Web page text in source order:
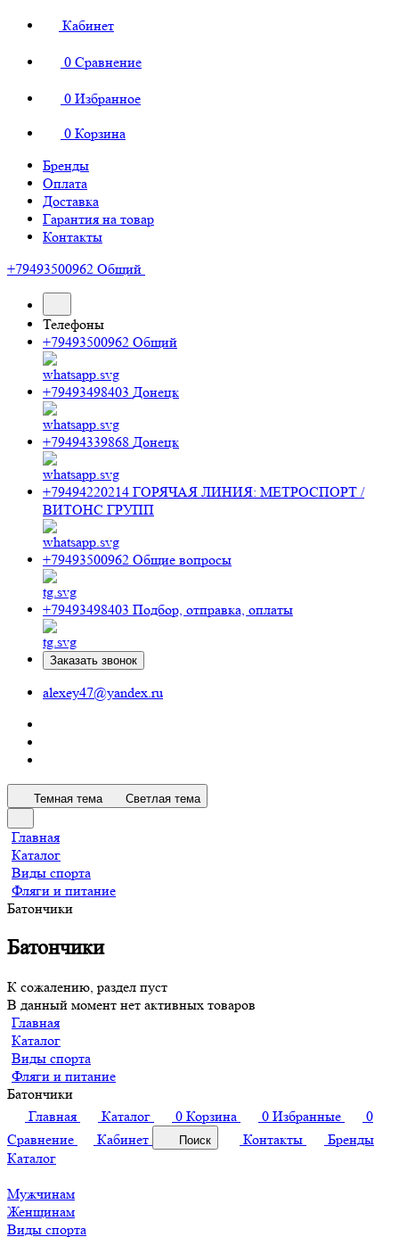
Кабинет
0 Сравнение
0 Избранное
0 Корзина
Бренды
Оплата
Доставка
Гарантия на товар
Контакты
+79493500962 Общий
Телефоны
+79493500962 Общий
+79493498403 Донецк
+79494339868 Донецк
+79494220214 ГОРЯЧАЯ ЛИНИЯ: МЕТРОСПОРТ /
ВИТОНС ГРУПП
+79493500962 Общие вопросы
+79493498403 Подбор, отправка, оплаты
Заказать звонок
alexey47@yandex.ru
Темная тема Светлая тема
Главная
Каталог
Виды спорта
Фляги и питание
Батончики
Батончики
К сожалению, раздел пуст
В данный момент нет активных товаров
Главная
Каталог
Виды спорта
Фляги и питание
Батончики
Главная
Каталог 0 Корзина 0 Избранные
0
Сравнение
Кабинет Поиск Контакты
Бренды
Каталог
Мужчинам
Женщинам
Виды спорта